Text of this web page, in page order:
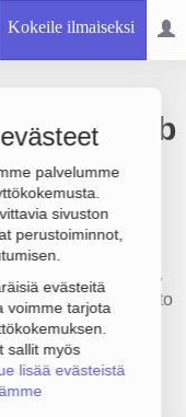
Kokeile ilmaiseksi
palvelumme
sivuston
perustoiminnot,
evästeitä
voimme tarjota
sallit myös
lisää evästeistä
RIGG Ab
on 5.9 milj. €, tulos
on
valmistus,
Yrityksen yhtiömuoto